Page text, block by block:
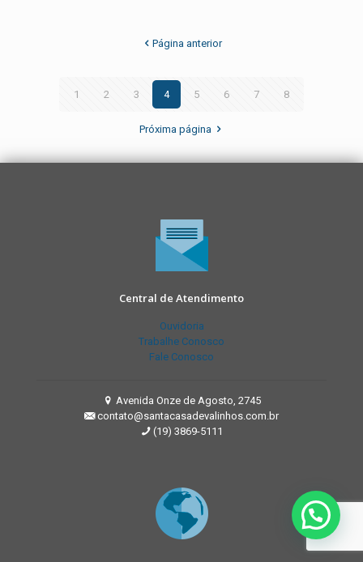
Página anterior
1 2 3 4 5 6 7 8
Próxima página
Central de Atendimento
Ouvidoria
Trabalhe Conosco
Fale Conosco
Avenida Onze de Agosto, 2745
contato@santacasadevalinhos.com.br
(19) 3869-5111